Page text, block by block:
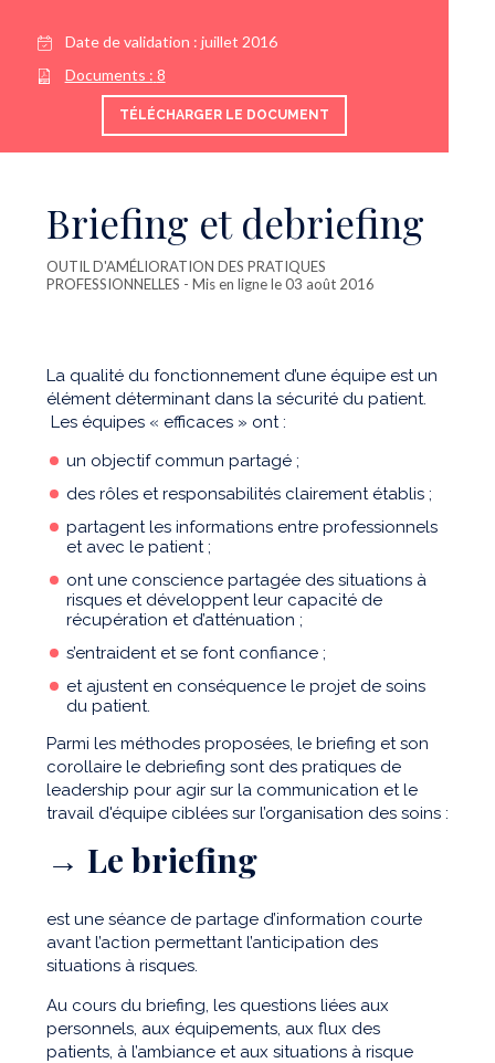
Date de validation : juillet 2016
Documents : 8
TÉLÉCHARGER LE DOCUMENT
Briefing et debriefing
OUTIL D'AMÉLIORATION DES PRATIQUES
PROFESSIONNELLES - Mis en ligne le 03 août 2016
La qualité du fonctionnement d’une équipe est un
élément déterminant dans la sécurité du patient.
Les équipes « efficaces » ont :
un objectif commun partagé ;
des rôles et responsabilités clairement établis ;
partagent les informations entre professionnels
et avec le patient ;
ont une conscience partagée des situations à
risques et développent leur capacité de
récupération et d’atténuation ;
s’entraident et se font confiance ;
et ajustent en conséquence le projet de soins
du patient.
Parmi les méthodes proposées, le briefing et son
corollaire le debriefing sont des pratiques de
leadership pour agir sur la communication et le
travail d'équipe ciblées sur l’organisation des soins :
→ Le briefing
est une séance de partage d’information courte
avant l’action permettant l’anticipation des
situations à risques.
Au cours du briefing, les questions liées aux
personnels, aux équipements, aux flux des
patients, à l’ambiance et aux situations à risque